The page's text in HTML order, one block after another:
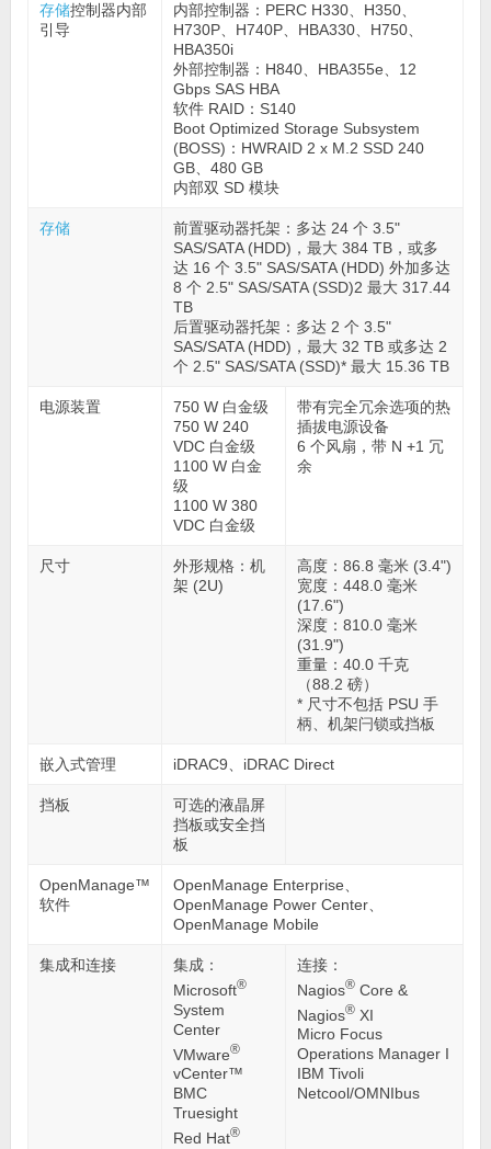
存储控制器内部
引导
内部控制器：PERC H330、H350、
H730P、H740P、HBA330、H750、
HBA350i
外部控制器：H840、HBA355e、12
Gbps SAS HBA
软件 RAID：S140
Boot Optimized Storage Subsystem
(BOSS)：HWRAID 2 x M.2 SSD 240
GB、480 GB
内部双 SD 模块
存储
前置驱动器托架：多达 24 个 3.5"
SAS/SATA (HDD)，最大 384 TB，或多
达 16 个 3.5" SAS/SATA (HDD) 外加多达
8 个 2.5" SAS/SATA (SSD)2 最大 317.44
TB
后置驱动器托架：多达 2 个 3.5"
SAS/SATA (HDD)，最大 32 TB 或多达 2
个 2.5" SAS/SATA (SSD)* 最大 15.36 TB
电源装置
750 W 白金级
750 W 240
VDC 白金级
1100 W 白金
级
1100 W 380
VDC 白金级
带有完全冗余选项的热
插拔电源设备
6 个风扇，带 N +1 冗
余
尺寸
外形规格：机
架 (2U)
高度：86.8 毫米 (3.4")
宽度：448.0 毫米
(17.6")
深度：810.0 毫米
(31.9")
重量：40.0 千克
（88.2 磅）
* 尺寸不包括 PSU 手
柄、机架闩锁或挡板
嵌入式管理 iDRAC9、iDRAC Direct
挡板
可选的液晶屏
挡板或安全挡
板
OpenManage™
软件
OpenManage Enterprise、
OpenManage Power Center、
OpenManage Mobile
集成和连接
集成：
Microsoft®
System
Center
VMware®
vCenter™
BMC
Truesight
Red Hat®
连接：
Nagios®Core &
Nagios®XI
Micro Focus
Operations Manager I
IBM Tivoli
Netcool/OMNIbus